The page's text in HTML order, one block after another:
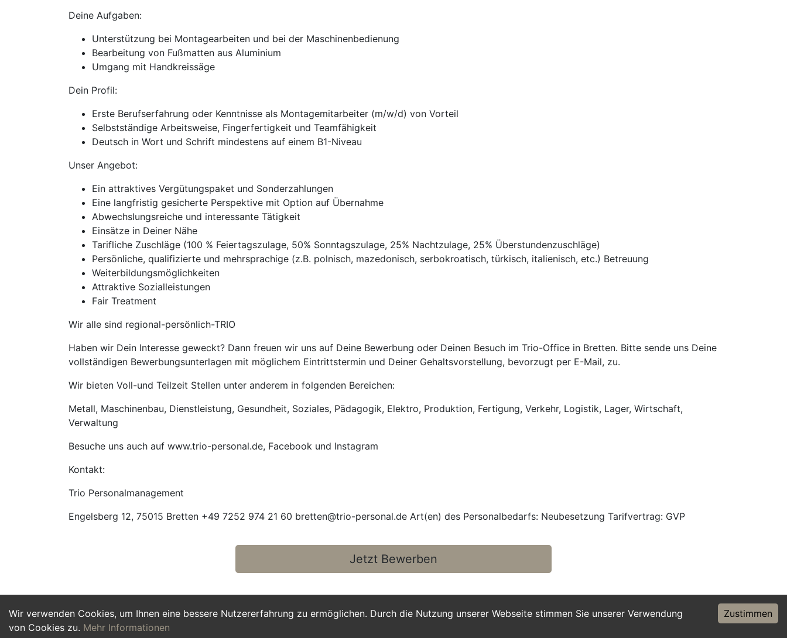
Wir verwenden Cookies, um Ihnen eine bessere Nutzererfahrung zu ermöglichen. Durch die Nutzung unserer Webseite stimmen Sie unserer Verwendung
von Cookies zu. Mehr Informationen
Zustimmen
Deine Aufgaben:
Unterstützung bei Montagearbeiten und bei der Maschinenbedienung
Bearbeitung von Fußmatten aus Aluminium
Umgang mit Handkreissäge
Dein Profil:
Erste Berufserfahrung oder Kenntnisse als Montagemitarbeiter (m/w/d) von Vorteil
Selbstständige Arbeitsweise, Fingerfertigkeit und Teamfähigkeit
Deutsch in Wort und Schrift mindestens auf einem B1-Niveau
Unser Angebot:
Ein attraktives Vergütungspaket und Sonderzahlungen
Eine langfristig gesicherte Perspektive mit Option auf Übernahme
Abwechslungsreiche und interessante Tätigkeit
Einsätze in Deiner Nähe
Tarifliche Zuschläge (100 % Feiertagszulage, 50% Sonntagszulage, 25% Nachtzulage, 25% Überstundenzuschläge)
Persönliche, qualifizierte und mehrsprachige (z.B. polnisch, mazedonisch, serbokroatisch, türkisch, italienisch, etc.) Betreuung
Weiterbildungsmöglichkeiten
Attraktive Sozialleistungen
Fair Treatment
Wir alle sind regional-persönlich-TRIO
Haben wir Dein Interesse geweckt? Dann freuen wir uns auf Deine Bewerbung oder Deinen Besuch im Trio-Office in Bretten. Bitte sende uns Deine
vollständigen Bewerbungsunterlagen mit möglichem Eintrittstermin und Deiner Gehaltsvorstellung, bevorzugt per E-Mail, zu.
Wir bieten Voll-und Teilzeit Stellen unter anderem in folgenden Bereichen:
Metall, Maschinenbau, Dienstleistung, Gesundheit, Soziales, Pädagogik, Elektro, Produktion, Fertigung, Verkehr, Logistik, Lager, Wirtschaft,
Verwaltung
Besuche uns auch auf www.trio-personal.de, Facebook und Instagram
Kontakt:
Trio Personalmanagement
Engelsberg 12, 75015 Bretten +49 7252 974 21 60 bretten@trio-personal.de Art(en) des Personalbedarfs: Neubesetzung Tarifvertrag: GVP
Jetzt Bewerben